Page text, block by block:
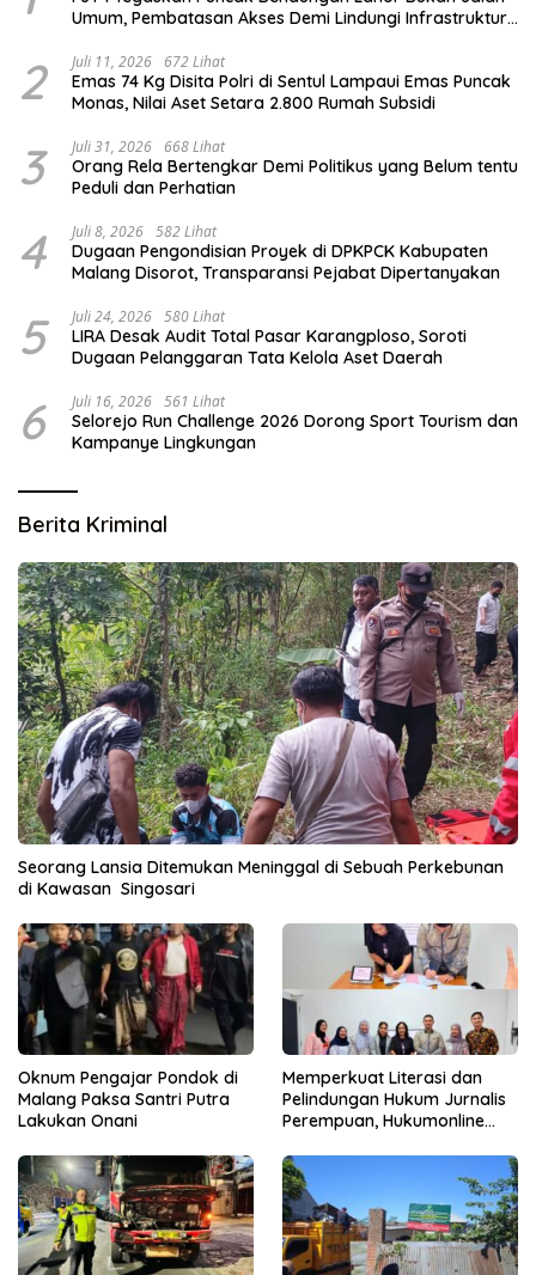
Umum, Pembatasan Akses Demi Lindungi Infrastruktur
2 Juli 11, 2026 672 Lihat
Emas 74 Kg Disita Polri di Sentul Lampaui Emas Puncak
Monas, Nilai Aset Setara 2.800 Rumah Subsidi
3 Juli 31, 2026 668 Lihat
Orang Rela Bertengkar Demi Politikus yang Belum tentu
Peduli dan Perhatian
4 Juli 8, 2026 582 Lihat
Dugaan Pengondisian Proyek di DPKPCK Kabupaten
Malang Disorot, Transparansi Pejabat Dipertanyakan
5 Juli 24, 2026 580 Lihat
LIRA Desak Audit Total Pasar Karangploso, Soroti
Dugaan Pelanggaran Tata Kelola Aset Daerah
6 Juli 16, 2026 561 Lihat
Selorejo Run Challenge 2026 Dorong Sport Tourism dan
Kampanye Lingkungan
Berita Kriminal
Seorang Lansia Ditemukan Meninggal di Sebuah Perkebunan
di Kawasan Singosari
Oknum Pengajar Pondok di
Malang Paksa Santri Putra
Lakukan Onani
Memperkuat Literasi dan
Pelindungan Hukum Jurnalis
Perempuan, Hukumonline
Gratis